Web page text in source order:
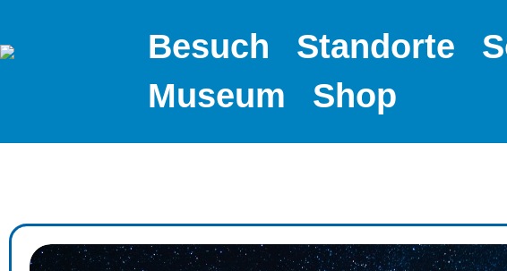
Besuch Standorte
Museum
Shop